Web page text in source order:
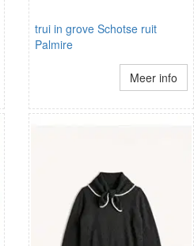
trui in grove Schotse ruit
Palmire
Meer info